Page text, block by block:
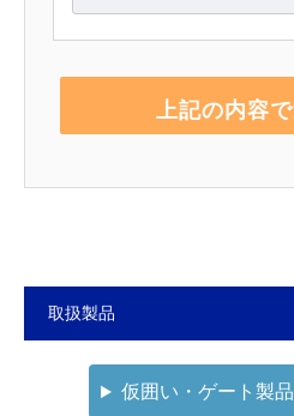
取扱製品
仮囲い・ゲート製品